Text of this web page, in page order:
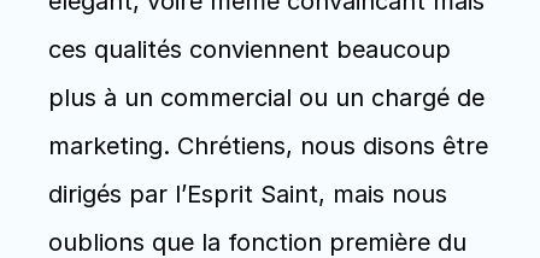
ces qualités conviennent beaucoup
plus à un commercial ou un chargé de
marketing. Chrétiens, nous disons être
dirigés par l’Esprit Saint, mais nous
oublions que la fonction première du